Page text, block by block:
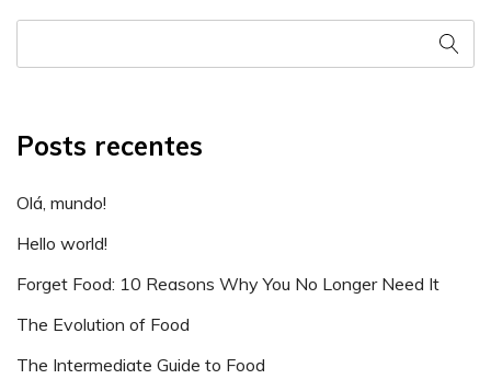
Posts recentes
Olá, mundo!
Hello world!
Forget Food: 10 Reasons Why You No Longer Need It
The Evolution of Food
The Intermediate Guide to Food